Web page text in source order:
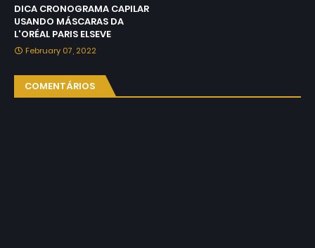
DICA CRONOGRAMA CAPILAR
USANDO MÁSCARAS DA
L'ORÉAL PARIS ELSEVE
February 07, 2022
COMENTÁRIOS